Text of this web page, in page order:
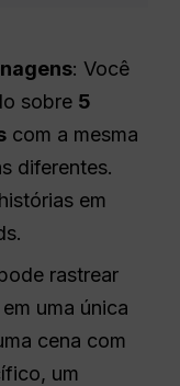
: Você
sobre 5
com a mesma
diferentes.
em
rastrear
em uma única
cena com
um